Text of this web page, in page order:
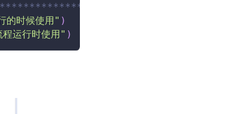
的时候使用" )
运行时使用" )